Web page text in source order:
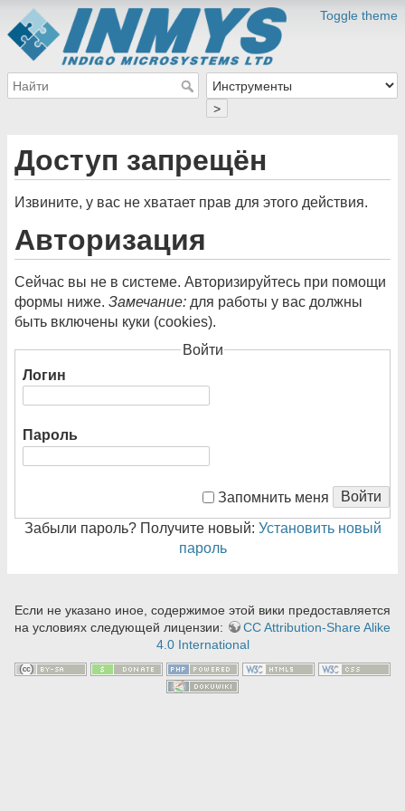
Toggle theme
>
Доступ запрещён
Извините, у вас не хватает прав для этого действия.
Авторизация
Сейчас вы не в системе. Авторизируйтесь при помощи
формы ниже. Замечание: для работы у вас должны
быть включены куки (cookies).
Войти
Логин
Пароль
Запомнить меня Войти
Забыли пароль? Получите новый: Установить новый
пароль
Если не указано иное, содержимое этой вики предоставляется
на условиях следующей лицензии:
CC Attribution-Share Alike
4.0 International